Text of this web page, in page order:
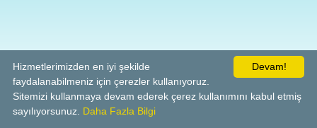
Devam!
Hizmetlerimizden en iyi şekilde
faydalanabilmeniz için çerezler kullanıyoruz.
Sitemizi kullanmaya devam ederek çerez kullanımını kabul etmiş
sayılıyorsunuz. Daha Fazla Bilgi